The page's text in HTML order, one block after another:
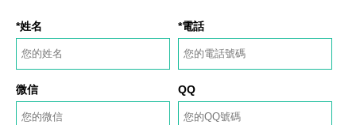
*姓名 *電話
微信 QQ